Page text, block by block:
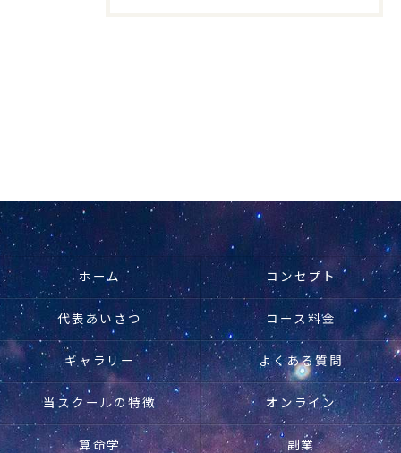
ホーム コンセプト
代表あいさつ コース料金
ギャラリー よくある質問
当スクールの特徴 オンライン
算命学 副業